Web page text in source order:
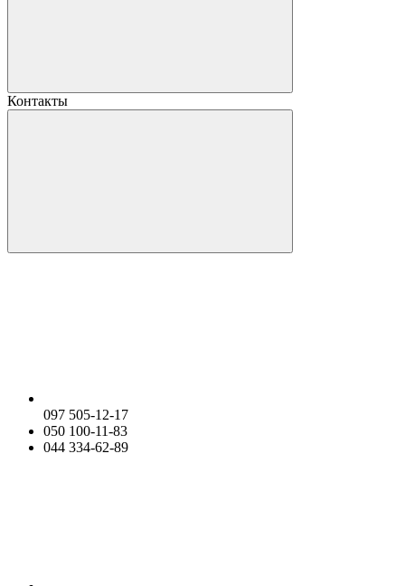
Контакты
097 505-12-17
050 100-11-83
044 334-62-89